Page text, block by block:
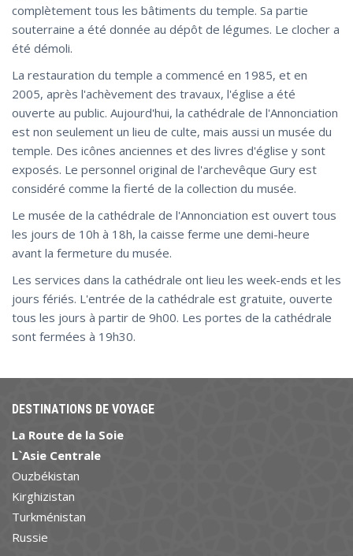
complètement tous les bâtiments du temple. Sa partie
souterraine a été donnée au dépôt de légumes. Le clocher a
été démoli.
La restauration du temple a commencé en 1985, et en
2005, après l'achèvement des travaux, l'église a été
ouverte au public. Aujourd'hui, la cathédrale de l'Annonciation
est non seulement un lieu de culte, mais aussi un musée du
temple. Des icônes anciennes et des livres d'église y sont
exposés. Le personnel original de l'archevêque Gury est
considéré comme la fierté de la collection du musée.
Le musée de la cathédrale de l'Annonciation est ouvert tous
les jours de 10h à 18h, la caisse ferme une demi-heure
avant la fermeture du musée.
Les services dans la cathédrale ont lieu les week-ends et les
jours fériés. L'entrée de la cathédrale est gratuite, ouverte
tous les jours à partir de 9h00. Les portes de la cathédrale
sont fermées à 19h30.
DESTINATIONS DE VOYAGE
La Route de la Soie
L`Asie Centrale
Ouzbékistan
Kirghizistan
Turkménistan
Russie